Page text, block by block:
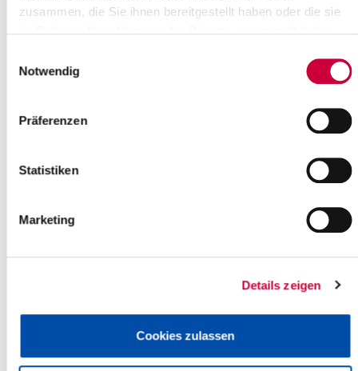
zusammen, die Sie ihnen bereitgestellt haben oder die sie
Notwendig
Präferenzen
Statistiken
Marketing
Details zeigen
Cookies zulassen
Januar 2017 eröffnet wird.
Projekt Rückenwind: Unternehmen für
Praktikumsplätze gesucht!
Art und zwar solche, die